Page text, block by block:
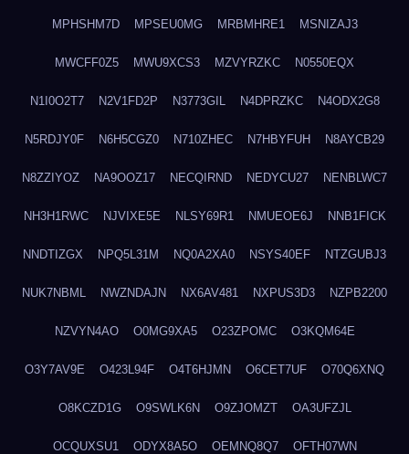
MPHSHM7D MPSEU0MG MRBMHRE1 MSNIZAJ3
MWCFF0Z5 MWU9XCS3 MZVYRZKC N0550EQX
N1I0O2T7 N2V1FD2P N3773GIL N4DPRZKC N4ODX2G8
N5RDJY0F N6H5CGZ0 N710ZHEC N7HBYFUH N8AYCB29
N8ZZIYOZ NA9OOZ17 NECQIRND NEDYCU27 NENBLWC7
NH3H1RWC NJVIXE5E NLSY69R1 NMUEOE6J NNB1FICK
NNDTIZGX NPQ5L31M NQ0A2XA0 NSYS40EF NTZGUBJ3
NUK7NBML NWZNDAJN NX6AV481 NXPUS3D3 NZPB2200
NZVYN4AO O0MG9XA5 O23ZPOMC O3KQM64E
O3Y7AV9E O423L94F O4T6HJMN O6CET7UF O70Q6XNQ
O8KCZD1G O9SWLK6N O9ZJOMZT OA3UFZJL
OCQUXSU1 ODYX8A5O OEMNQ8Q7 OFTH07WN